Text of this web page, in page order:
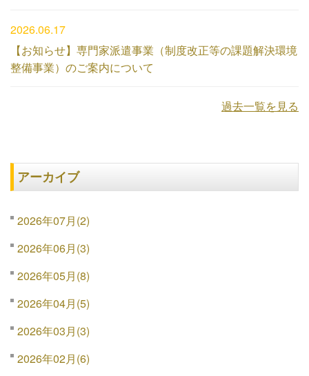
2026.06.17
【お知らせ】専門家派遣事業（制度改正等の課題解決環境
整備事業）のご案内について
過去一覧を見る
アーカイブ
2026年07月(2)
2026年06月(3)
2026年05月(8)
2026年04月(5)
2026年03月(3)
2026年02月(6)